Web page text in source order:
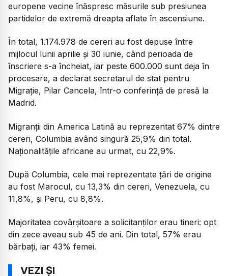
europene vecine înăspresc măsurile sub presiunea
partidelor de extremă dreapta aflate în ascensiune.
În total, 1.174.978 de cereri au fost depuse între
mijlocul lunii aprilie și 30 iunie, când perioada de
înscriere s-a încheiat, iar peste 600.000 sunt deja în
procesare, a declarat secretarul de stat pentru
Migrație, Pilar Cancela, într-o conferință de presă la
Madrid.
Migranții din America Latină au reprezentat 67% dintre
cereri, Columbia având singură 25,9% din total.
Naționalitățile africane au urmat, cu 22,9%.
După Columbia, cele mai reprezentate țări de origine
au fost Marocul, cu 13,3% din cereri, Venezuela, cu
11,8%, și Peru, cu 8,8%.
Majoritatea covârșitoare a solicitanților erau tineri: opt
din zece aveau sub 45 de ani. Din total, 57% erau
bărbați, iar 43% femei.